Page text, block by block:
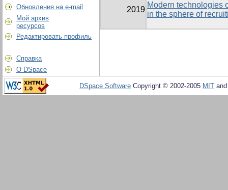
Обновления на e-mail
Мой архив
ресурсов
Редактировать профиль
Справка
О DSpace
2019
Modern technologies
in the sphere of
DSpace Software Copyright © 2002-2005 MIT